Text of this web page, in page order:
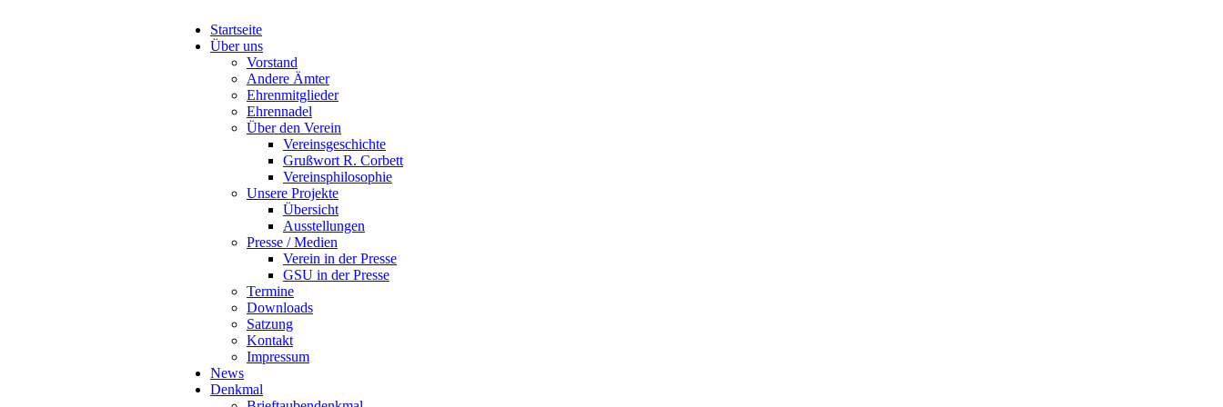
Startseite
Über uns
Vorstand
Andere Ämter
Ehrenmitglieder
Ehrennadel
Über den Verein
Vereinsgeschichte
Grußwort R. Corbett
Vereinsphilosophie
Unsere Projekte
Übersicht
Ausstellungen
Presse / Medien
Verein in der Presse
GSU in der Presse
Termine
Downloads
Satzung
Kontakt
Impressum
News
Denkmal